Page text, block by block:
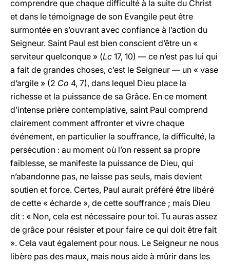
comprendre que chaque difficulté à la suite du Christ
et dans le témoignage de son Evangile peut être
surmontée en s’ouvrant avec confiance à l’action du
Seigneur. Saint Paul est bien conscient d’être un «
serviteur quelconque » (Lc 17, 10) — ce n’est pas lui qui
a fait de grandes choses, c’est le Seigneur — un « vase
d’argile » (2 Co 4, 7), dans lequel Dieu place la
richesse et la puissance de sa Grâce. En ce moment
d’intense prière contemplative, saint Paul comprend
clairement comment affronter et vivre chaque
événement, en particulier la souffrance, la difficulté, la
persécution : au moment où l’on ressent sa propre
faiblesse, se manifeste la puissance de Dieu, qui
n’abandonne pas, ne laisse pas seuls, mais devient
soutien et force. Certes, Paul aurait préféré être libéré
de cette « écharde », de cette souffrance ; mais Dieu
dit : « Non, cela est nécessaire pour toi. Tu auras assez
de grâce pour résister et pour faire ce qui doit être fait
». Cela vaut également pour nous. Le Seigneur ne nous
libère pas des maux, mais nous aide à mûrir dans les